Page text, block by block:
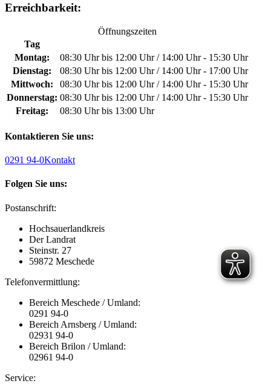
Erreichbarkeit:
Öffnungszeiten
Tag
Montag:
08:30 Uhr bis 12:00 Uhr / 14:00 Uhr - 15:30 Uhr
Dienstag:
08:30 Uhr bis 12:00 Uhr / 14:00 Uhr - 17:00 Uhr
Mittwoch:
08:30 Uhr bis 12:00 Uhr / 14:00 Uhr - 15:30 Uhr
Donnerstag: 08:30 Uhr bis 12:00 Uhr / 14:00 Uhr - 15:30 Uhr
Freitag:
08:30 Uhr bis 13:00 Uhr
Kontaktieren Sie uns:
0291 94-0Kontakt
Folgen Sie uns:
Postanschrift:
Hochsauerlandkreis
Der Landrat
Steinstr. 27
59872 Meschede
Telefonvermittlung:
Bereich Meschede / Umland:
0291 94-0
Bereich Arnsberg / Umland:
02931 94-0
Bereich Brilon / Umland:
02961 94-0
Service: